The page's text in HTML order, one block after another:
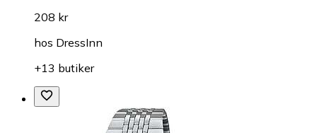
208 kr
hos DressInn
+13 butiker